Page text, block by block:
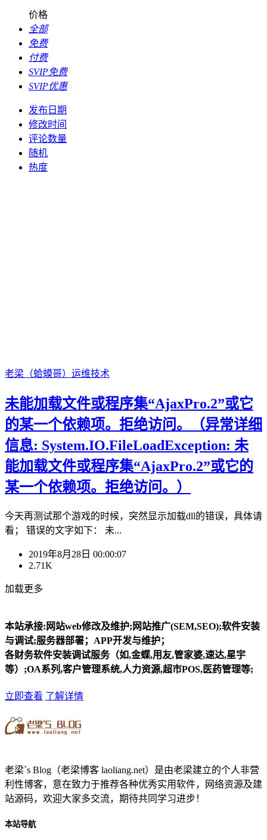
价格
全部
免费
付费
SVIP免费
SVIP优惠
发布日期
修改时间
评论数量
随机
热度
老梁（蛤蟆哥） 运维技术
未能加载文件或程序集“AjaxPro.2”或它
的某一个依赖项。拒绝访问。（异常详细
信息: System.IO.FileLoadException: 未
能加载文件或程序集“AjaxPro.2”或它的
某一个依赖项。拒绝访问。）
今天再测试那个游戏的时候，突然显示加载dll的错误，具体请
看； 错误的文字如下： 未...
2019年8月28日 00:00:07
2.71K
加载更多
本站承接:网站web修改及维护;网站推广(SEM,SEO);软件安装
与调试;服务器部署；APP开发与维护；
各财务软件安装调试服务（如,金蝶,用友,管家婆,速达,星宇
等）;OA系列,客户管理系统,人力资源,超市POS,医药管理等;
立即查看 了解详情
老梁`s Blog（老梁博客 laoliang.net）是由老梁建立的个人非营
利性博客，意在致力于推荐各种优秀实用软件，网络资源及建
站源码，欢迎大家多交流，期待共同学习进步！
本站导航